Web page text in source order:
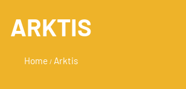
ARKTIS
Home / Arktis